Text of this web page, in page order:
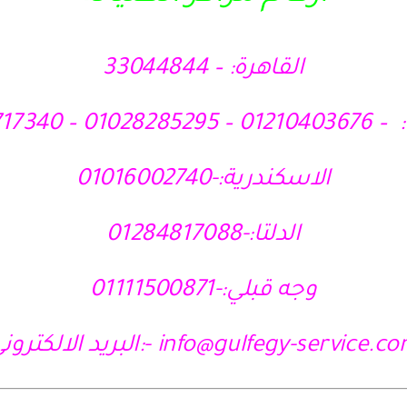
القاهرة: – 33044844
– 01121717340
الاسكندرية:-01016002740
الدلتا:-01284817088
وجه قبلي:-01111500871
info@gulfegy- -:البريد